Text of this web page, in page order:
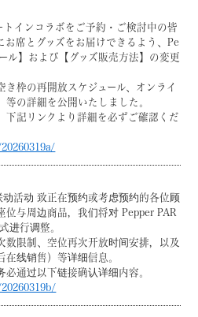
インコラボをご予約・ご検討中の皆
お席とグッズをお届けできるよう、Pe
ル】および【グッズ販売方法】の変更
枠の再開放スケジュール、オンライ
等の詳細を公開いたしました。
下記リンクより詳細を必ずご確認くだ
活动 致正在预约或考虑预约的各位顾
位与周边商品，我们将对 Pepper PAR
进行调整。
数限制、空位再次开放时间安排，以及
线销售）等详细信息。
通过以下链接确认详细内容。